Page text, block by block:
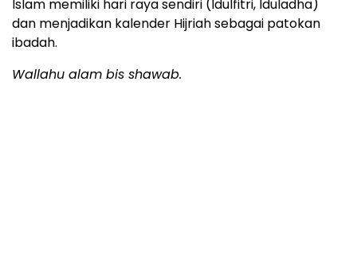
Islam memiliki hari raya sendiri (Idulfitri, Iduladha)
dan menjadikan kalender Hijriah sebagai patokan
ibadah.
Wallahu alam bis shawab.